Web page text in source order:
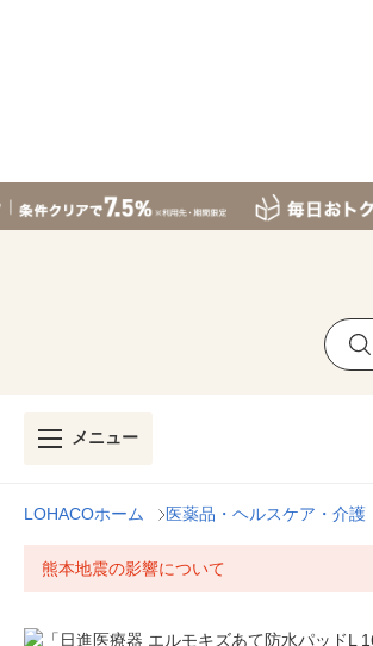
メニュー
LOHACOホーム 医薬品・ヘルスケア・介護
熊本地震の影響について